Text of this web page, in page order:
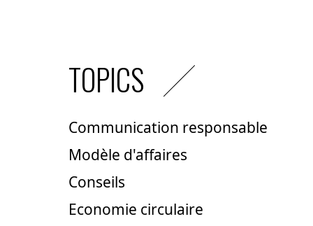
TOPICS
Communication responsable
Modèle d'affaires
Conseils
Economie circulaire